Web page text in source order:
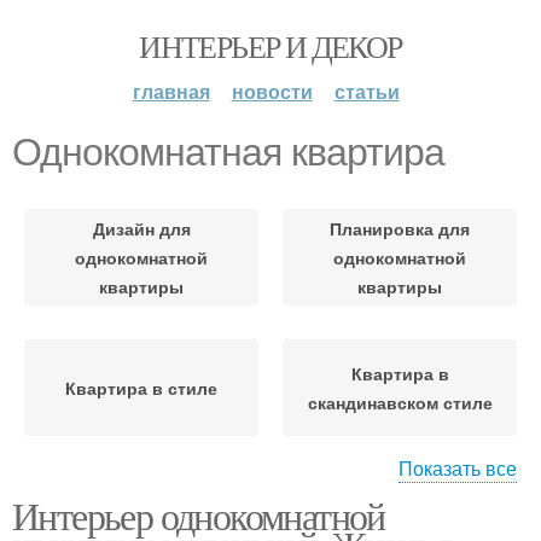
ИНТЕРЬЕР И ДЕКОР
главная новости статьи
Однокомнатная квартира
Дизайн для
однокомнатной
квартиры
Планировка для
однокомнатной
квартиры
Квартира в стиле
Квартира в
скандинавском стиле
классическом стиле
Пространства в
однокомнатной
Показать все
Интерьер однокомнатной